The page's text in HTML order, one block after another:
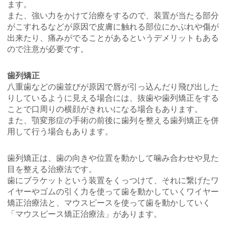
ます。
また、強い力をかけて治療をするので、装置が当たる部分
がこすれるなどが原因で皮膚に触れる部位にかぶれや傷が
出来たり、痛みがでることがあるというデメリットもある
ので注意が必要です。
歯列矯正
八重歯などの歯並びが原因で唇が引っ込んだり飛び出した
りしているように見える場合には、抜歯や歯列矯正をする
ことで口周りの横顔がきれいになる場合もあります。
また、顎変形症の手術の前後に歯列を整える歯列矯正を併
用して行う場合もあります。
歯列矯正は、歯の向きや位置を動かして噛み合わせや見た
目を整える治療法です。
歯にブラケットという装置をくっつけて、それに繋げたワ
イヤーやゴムの引く力を使って歯を動かしていくワイヤー
矯正治療法と、マウスピースを使って歯を動かしていく
「マウスピース矯正治療法」があります。